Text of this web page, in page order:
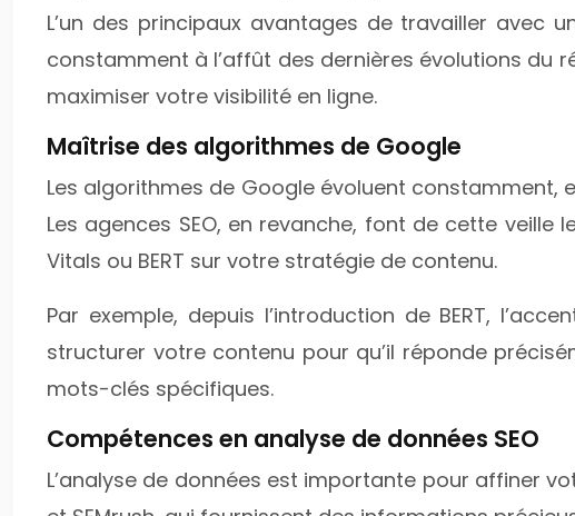
L’un des principaux avantages de travailler avec
constamment à l’affût des dernières évolutions du
maximiser votre visibilité en ligne.
Maîtrise des algorithmes de Google
Les algorithmes de Google évoluent
Les agences SEO, en revanche, font de cette
Vitals ou BERT sur votre stratégie de contenu.
Par exemple, depuis l’introduction de BERT,
structurer votre contenu pour qu’il réponde
mots-clés spécifiques.
Compétences en analyse de données SEO
L’analyse de données est importante pour affiner